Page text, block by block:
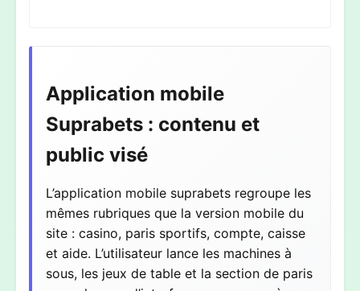
Application mobile
Suprabets : contenu et
public visé
L’application mobile suprabets regroupe les
mêmes rubriques que la version mobile du
site : casino, paris sportifs, compte, caisse
et aide. L’utilisateur lance les machines à
sous, les jeux de table et la section de paris